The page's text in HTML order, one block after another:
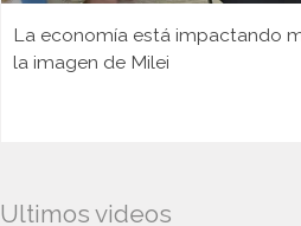
La economía está impactando
la imagen de Milei
Ultimos videos